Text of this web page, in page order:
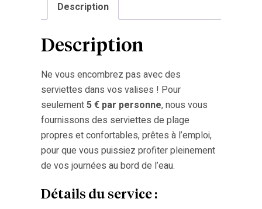
Description
Description
Ne vous encombrez pas avec des
serviettes dans vos valises ! Pour
seulement5 € par personne, nous vous
fournissons des serviettes de plage
propres et confortables, prêtes à l’emploi,
pour que vous puissiez profiter pleinement
de vos journées au bord de l’eau.
Détails du service :